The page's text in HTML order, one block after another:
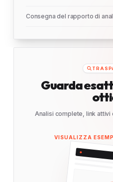
Guarda
Analisi complete, link
VISUALIZZA